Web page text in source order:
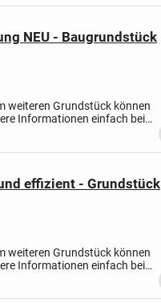
NEU - Baugrundstück
weiteren Grundstück können
Informationen einfach bei
effizient - Grundstück
weiteren Grundstück können
Informationen einfach bei